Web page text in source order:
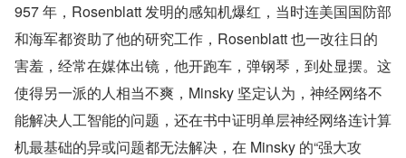
957 年，Rosenblatt 发明的感知机爆红，当时连美国国防部
和海军都资助了他的研究工作，Rosenblatt 也一改往日的
害羞，经常在媒体出镜，他开跑车，弹钢琴，到处显摆。这
使得另一派的人相当不爽，Minsky 坚定认为，神经网络不
能解决人工智能的问题，还在书中证明单层神经网络连计算
机最基础的异或问题都无法解决，在 Minsky 的“强大攻